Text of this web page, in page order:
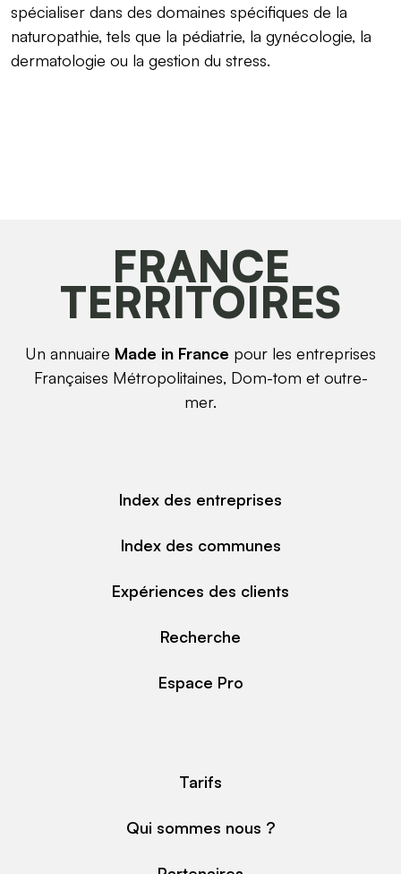
spécialiser dans des domaines spécifiques de la
naturopathie, tels que la pédiatrie, la gynécologie, la
dermatologie ou la gestion du stress.
FRANCE
TERRITOIRES
Un annuaire Made in France pour les entreprises
Françaises Métropolitaines, Dom-tom et outre-
mer.
Index des entreprises
Index des communes
Expériences des clients
Recherche
Espace Pro
Tarifs
Qui sommes nous ?